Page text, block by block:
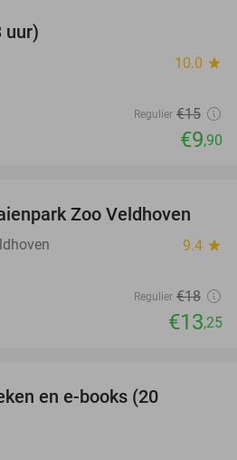
uur)
10.0 star
Regulier €15
€9,90
26%
Zoo Veldhoven
9.4 star
Regulier €18
€13,25
en e-books (20